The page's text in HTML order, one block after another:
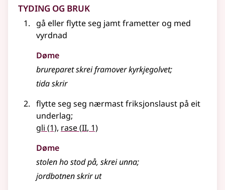
Tyding og bruk
gå eller flytte seg jamt frametter og med
vyrdnad
Døme
brureparet skrei framover kyrkjegolvet;
tidaskrir
flytte seg seg nærmast friksjonslaust på eit
underlag;
gli (1), rase(2
II, 1)
Døme
stolen ho stod på, skrei unna;
jordbotnenskrirut